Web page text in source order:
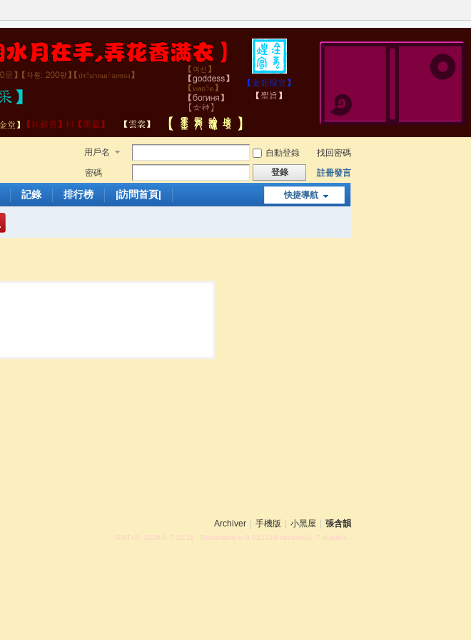
用戶名 自動登錄
找回密碼
密碼
登錄 註冊發言
快捷導航
記錄 排行榜 |訪問首頁|
Archiver 手機版 小黑屋 張含韻
GMT+8, 2026-8-7 22:11 , Processed in 0.012219 second(s), 7 queries .